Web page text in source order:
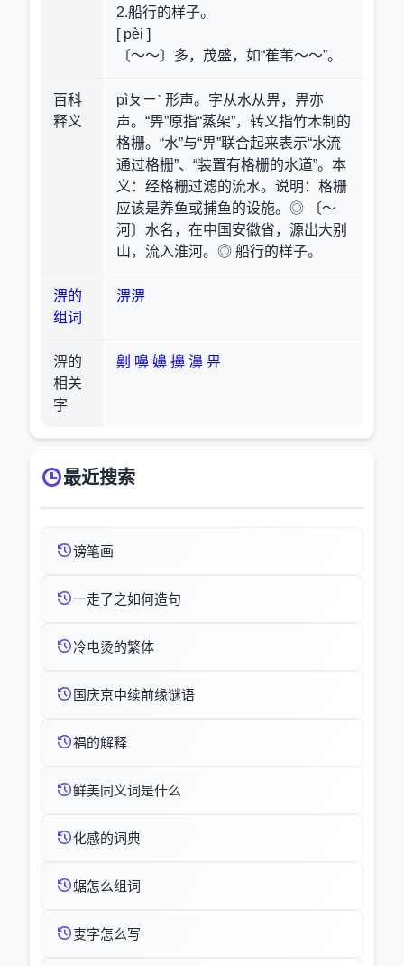
2.船行的样子。
[ pèi ]
〔～～〕多，茂盛，如“萑苇～～”。
百科
释义
pìㄆㄧˋ 形声。字从水从畀，畀亦
声。“畀”原指“蒸架”，转义指竹木制的
格栅。“水”与“畀”联合起来表示“水流
通过格栅”、“装置有格栅的水道”。本
义：经格栅过滤的流水。说明：格栅
应该是养鱼或捕鱼的设施。◎ 〔～
河〕水名，在中国安徽省，源出大别
山，流入淮河。◎ 船行的样子。
淠的
组词
淠淠
淠的
相关
字
劓 嚊 嬶 擤 濞 畀
最近搜索
谤笔画
一走了之如何造句
冷电烫的繁体
国庆京中续前缘谜语
裮的解释
鲜美同义词是什么
化感的词典
蜛怎么组词
叓字怎么写